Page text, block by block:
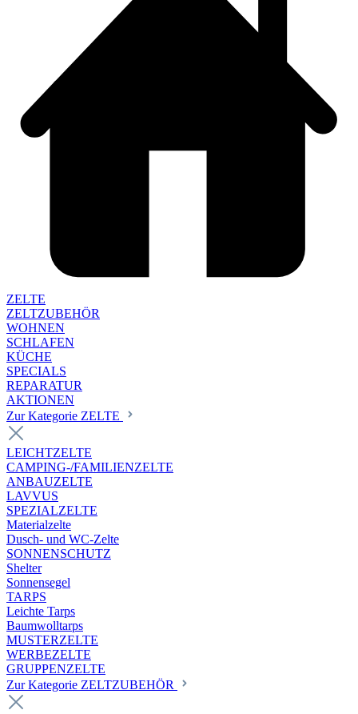
ZELTE
ZELTZUBEHÖR
WOHNEN
SCHLAFEN
KÜCHE
SPECIALS
REPARATUR
AKTIONEN
Zur Kategorie ZELTE
LEICHTZELTE
CAMPING-/FAMILIENZELTE
ANBAUZELTE
LAVVUS
SPEZIALZELTE
Materialzelte
Dusch- und WC-Zelte
SONNENSCHUTZ
Shelter
Sonnensegel
TARPS
Leichte Tarps
Baumwolltarps
MUSTERZELTE
WERBEZELTE
GRUPPENZELTE
Zur Kategorie ZELTZUBEHÖR